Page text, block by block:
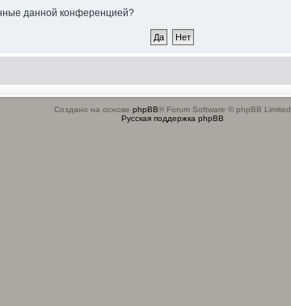
данной конференцией?
Создано на основе phpBB® Forum Software © phpBB Limited
Русская поддержка phpBB